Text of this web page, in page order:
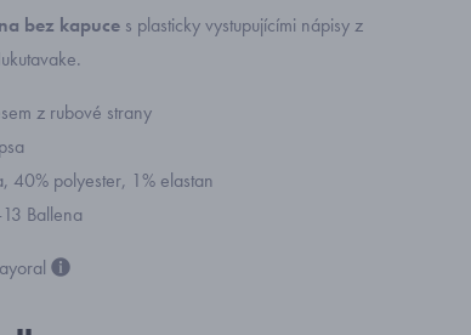
bez kapuce s plasticky vystupujícími nápisy z
z rubové strany
40% polyester, 1% elastan
Ballena